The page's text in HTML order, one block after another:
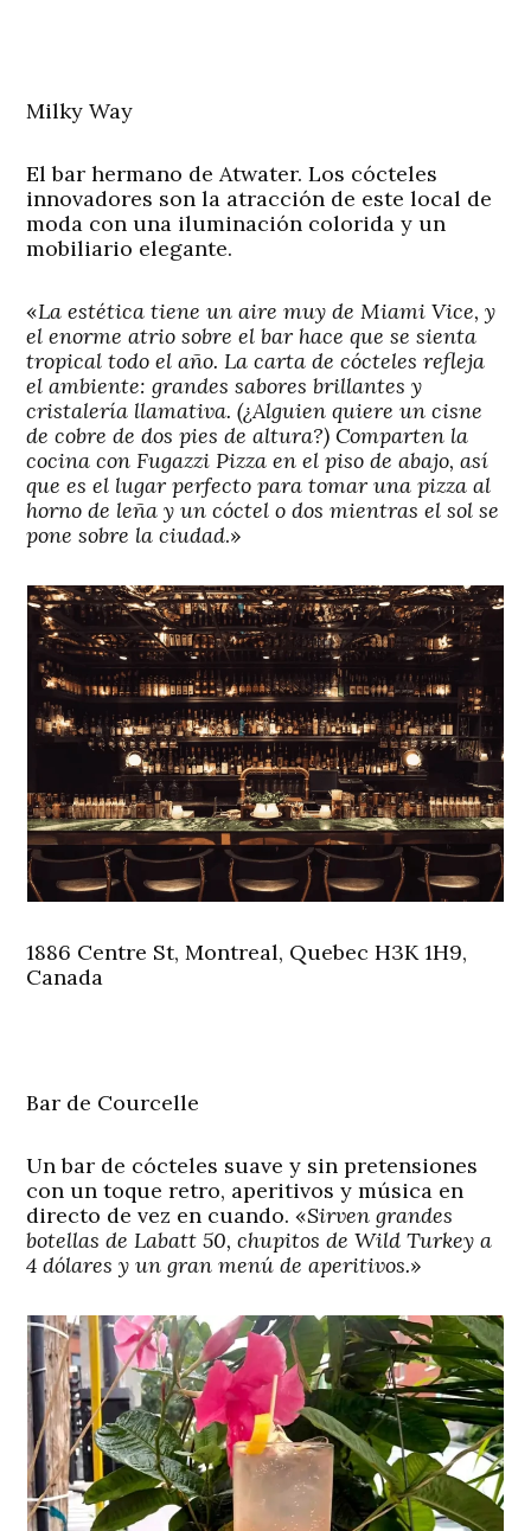
Milky Way
El bar hermano de Atwater. Los cócteles
innovadores son la atracción de este local de
moda con una iluminación colorida y un
mobiliario elegante.
«La estética tiene un aire muy de Miami Vice, y
el enorme atrio sobre el bar hace que se sienta
tropical todo el año. La carta de cócteles refleja
el ambiente: grandes sabores brillantes y
cristalería llamativa. (¿Alguien quiere un cisne
de cobre de dos pies de altura?) Comparten la
cocina con Fugazzi Pizza en el piso de abajo, así
que es el lugar perfecto para tomar una pizza al
horno de leña y un cóctel o dos mientras el sol se
pone sobre la ciudad.»
1886 Centre St, Montreal, Quebec H3K 1H9,
Canada
Bar de Courcelle
Un bar de cócteles suave y sin pretensiones
con un toque retro, aperitivos y música en
directo de vez en cuando. «Sirven grandes
botellas de Labatt 50, chupitos de Wild Turkey a
4 dólares y un gran menú de aperitivos.»